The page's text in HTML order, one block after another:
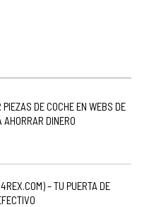
DE COCHE EN WEBS DE
AHORRAR DINERO
– TU PUERTA DE